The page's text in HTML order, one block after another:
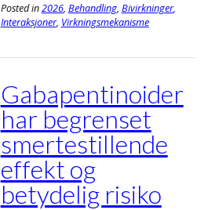
Posted in2026, Behandling, Bivirkninger,
Interaksjoner, Virkningsmekanisme
Gabapentinoider
har begrenset
smerte­stillende
effekt og
betydelig risiko